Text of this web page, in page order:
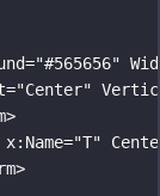
="#565656"
="Center"
>
x: Name="T"
>